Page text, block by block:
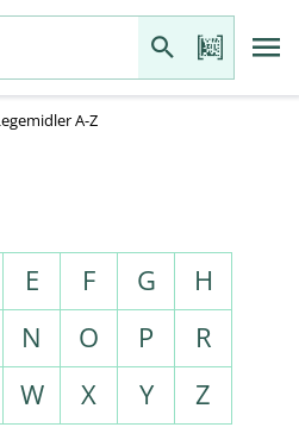
A-Z
E F G
H
N O P
R
W X Y Z